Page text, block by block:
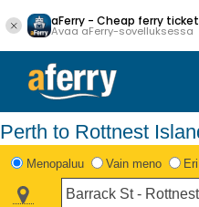
aFerry - Cheap ferry
Avaa aFerry-sovelluksessa
Perth to Rottnest
Menopaluu Vain meno